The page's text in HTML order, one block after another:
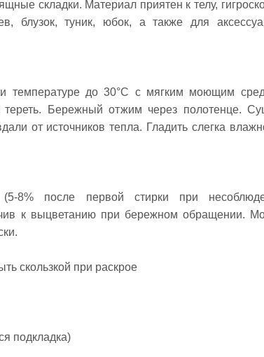
складки. Материал приятен к телу,
блузок, туник, юбок, а также для
температуре до 30°C с мягким моющим
Бережный отжим через полотенце.
от источников тепла. Гладить слегка
8% после первой стирки при
к выцветанию при бережном обращении.
скользкой при раскрое
подкладка)